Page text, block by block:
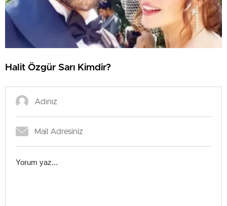
Halit Özgür Sarı Kimdir?